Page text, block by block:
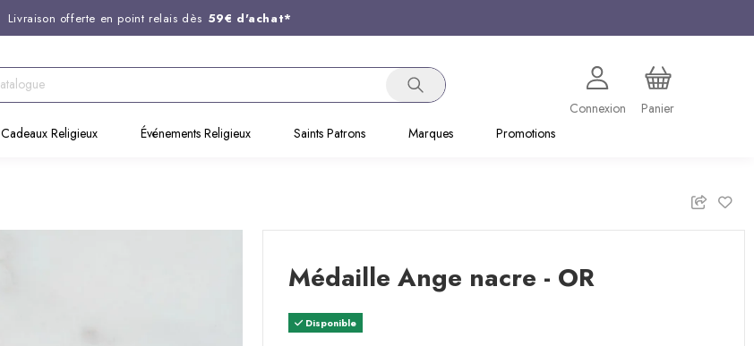
Livraison offerte en point relais dès 59€ d'achat*
Support client disponible au
Commandez avant 14H, expédition le jour même !
Connexion
Panier
Cadeaux Religieux Événements Religieux Saints Patrons Marques Promotions
Médaille Ange nacre - OR
Disponible